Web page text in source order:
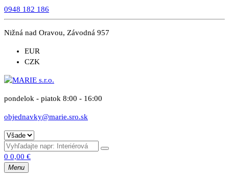
0948 182 186
Nižná nad Oravou, Závodná 957
EUR
CZK
pondelok - piatok 8:00 - 16:00
objednavky@marie.sro.sk
0 0,00 €
Menu